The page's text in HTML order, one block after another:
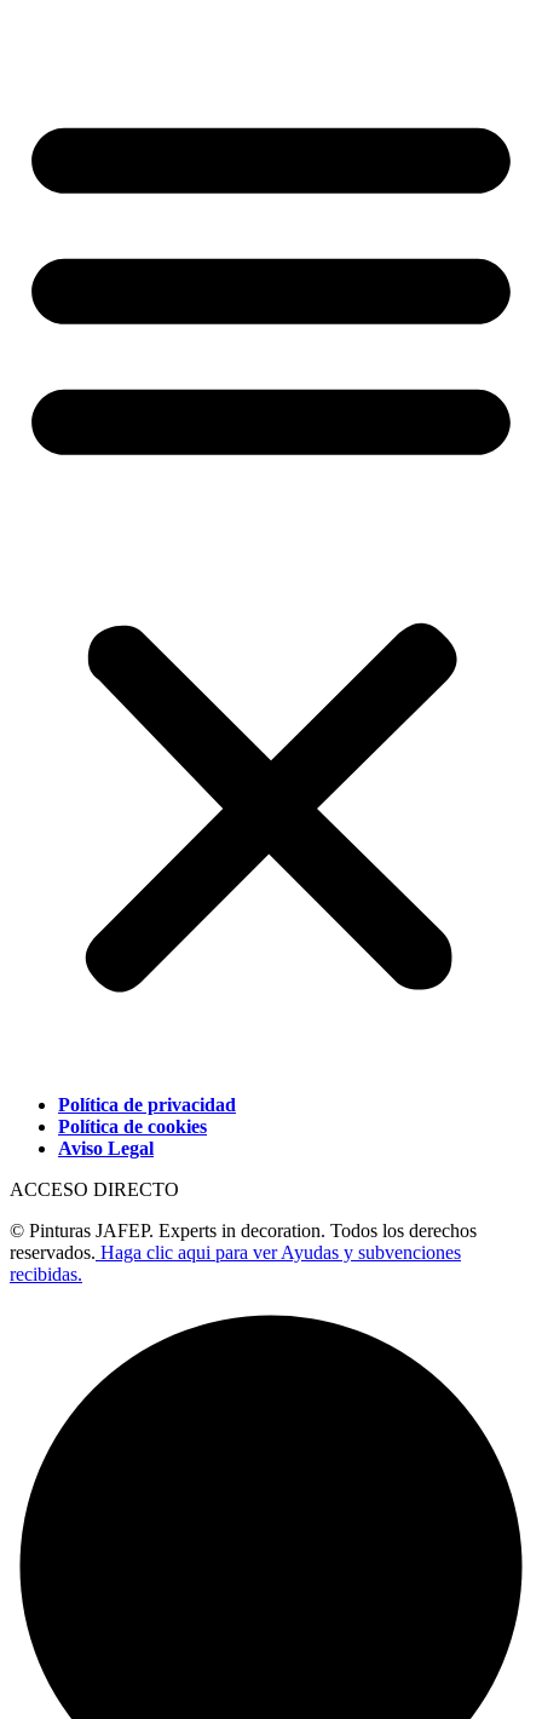
Política de privacidad
Política de cookies
Aviso Legal
ACCESO DIRECTO
© Pinturas JAFEP. Experts in decoration. Todos los derechos
reservados. Haga clic aqui para ver Ayudas y subvenciones
recibidas.